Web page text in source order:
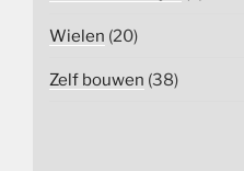
Wielen (20)
Zelf bouwen (38)